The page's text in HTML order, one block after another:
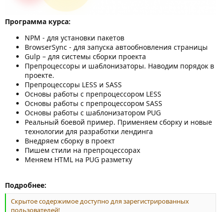
Программа курса:
NPM - для установки пакетов
BrowserSync - для запуска автообновления страницы
Gulp – для системы сборки проекта
Препроцессоры и шаблонизаторы. Наводим порядок в
проекте.
Препроцессоры LESS и SASS
Основы работы с препроцессором LESS
Основы работы с препроцессором SASS
Основы работы с шаблонизатором PUG
Реальный боевой пример. Применяем сборку и новые
технологии для разработки лендинга
Внедряем сборку в проект
Пишем стили на препроцессорах
Меняем HTML на PUG разметку
Подробнее:
Скрытое содержимое доступно для зарегистрированных
пользователей!